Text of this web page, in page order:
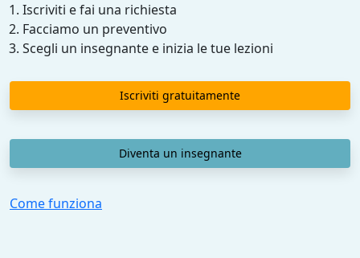
Iscriviti e fai una richiesta
Facciamo un preventivo
Scegli un insegnante e inizia le tue lezioni
Iscriviti gratuitamente
Diventa un insegnante
Come funziona